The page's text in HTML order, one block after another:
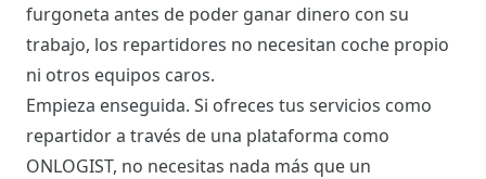
furgoneta antes de poder ganar dinero con su
trabajo, los repartidores no necesitan coche propio
ni otros equipos caros.
Empieza enseguida. Si ofreces tus servicios como
repartidor a través de una plataforma como
ONLOGIST, no necesitas nada más que un